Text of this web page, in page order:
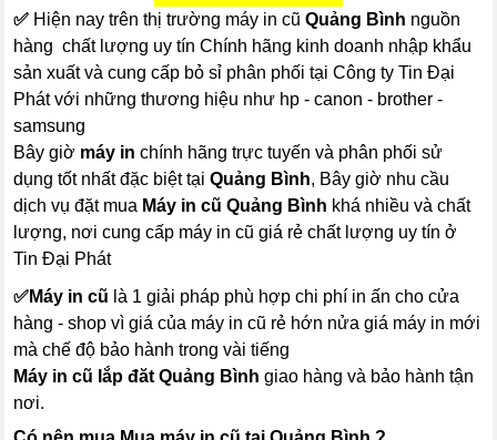
✅ Hiện nay trên thị trường máy in cũQuảng Bình nguồn
hàng chất lượng uy tín Chính hãng kinh doanh nhập khẩu
sản xuất và cung cấp bỏ sỉ phân phối tại Công ty Tin Đại
Phát với những thương hiệu như hp - canon - brother -
samsung
Bây giờ máy in chính hãng trực tuyến và phân phối sử
dụng tốt nhất đặc biệt tạiQuảng Bình, Bây giờ nhu cầu
dịch vụ đặt mua Máy in cũ Quảng Bình khá nhiều và chất
lượng, nơi cung cấp máy in cũ giá rẻ chất lượng uy tín ở
Tin Đại Phát
✅Máy in cũ là 1 giải pháp phù hợp chi phí in ấn cho cửa
hàng - shop vì giá của máy in cũ rẻ hớn nửa giá máy in mới
mà chế độ bảo hành trong vài tiếng
Máy in cũ lắp đăt Quảng Bình giao hàng và bảo hành tận
nơi.